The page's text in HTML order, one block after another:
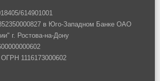
614901001
в Юго-Западном Банке ОАО
г. Ростова-на-Дону
1116173000602